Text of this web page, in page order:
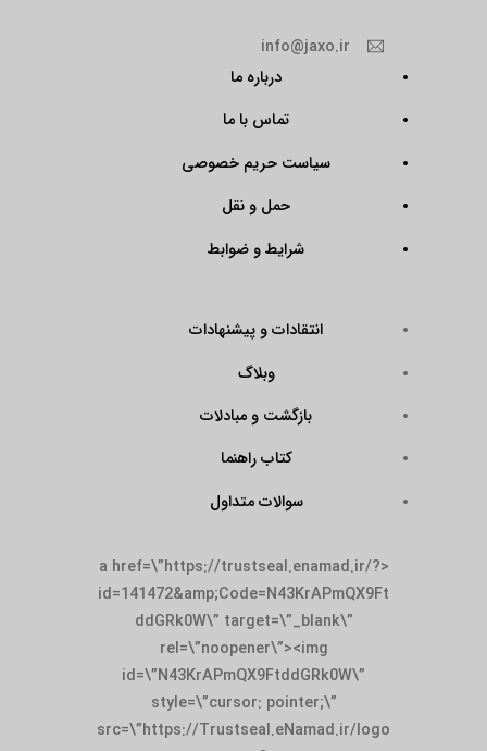
info@jaxo.ir
درباره ما
تماس با ما
سیاست حریم خصوصی
حمل و نقل
شرایط و ضوابط
انتقادات و پیشنهادات
وبلاگ
بازگشت و مبادلات
کتاب راهنما
سوالات متداول
<a href=\”https://trustseal.enamad.ir/?
id=141472&amp;Code=N43KrAPmQX9Ft
ddGRk0W\” target=\”_blank\”
rel=\”noopener\”><img
id=\”N43KrAPmQX9FtddGRk0W\”
style=\”cursor: pointer;\”
src=\”https://Trustseal.eNamad.ir/logo